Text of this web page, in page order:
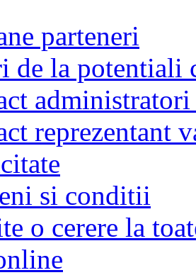
parteneri
de la potentiali
reprezentant
si conditii
o cerere la